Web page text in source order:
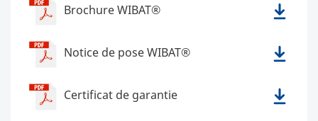
Brochure WIBAT®
Notice de pose WIBAT®
Certificat de garantie